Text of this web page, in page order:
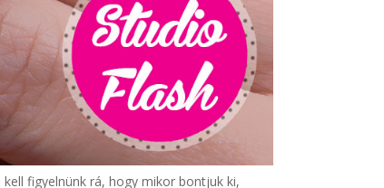
figyelnünk rá, hogy mikor bontjuk ki,